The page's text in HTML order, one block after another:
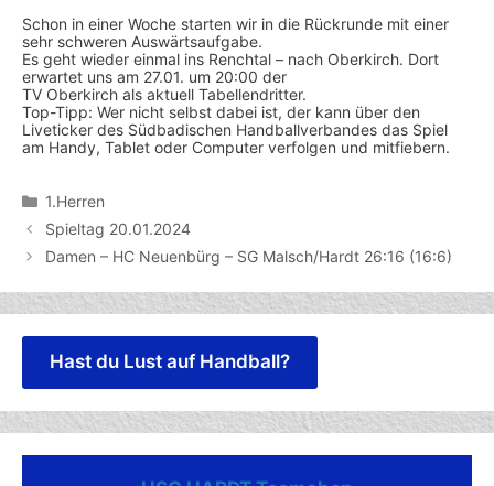
Schon in einer Woche starten wir in die Rückrunde mit einer
sehr schweren Auswärtsaufgabe.
Es geht wieder einmal ins Renchtal – nach Oberkirch. Dort
erwartet uns am 27.01. um 20:00 der
TV Oberkirch als aktuell Tabellendritter.
Top-Tipp: Wer nicht selbst dabei ist, der kann über den
Liveticker des Südbadischen Handballverbandes das Spiel
am Handy, Tablet oder Computer verfolgen und mitfiebern.
Kategorien
1.Herren
Spieltag 20.01.2024
Damen – HC Neuenbürg – SG Malsch/Hardt 26:16 (16:6)
Hast du Lust auf Handball?